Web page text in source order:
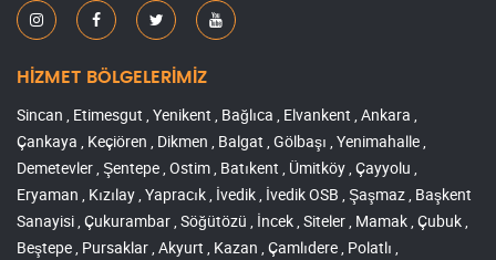
HİZMET BÖLGELERİMİZ
Sincan , Etimesgut , Yenikent , Bağlıca , Elvankent , Ankara ,
Çankaya , Keçiören , Dikmen , Balgat , Gölbaşı , Yenimahalle ,
Demetevler , Şentepe , Ostim , Batıkent , Ümitköy , Çayyolu ,
Eryaman , Kızılay , Yapracık , İvedik , İvedik OSB , Şaşmaz , Başkent
Sanayisi , Çukurambar , Söğütözü , İncek , Siteler , Mamak , Çubuk ,
Beştepe , Pursaklar , Akyurt , Kazan , Çamlıdere , Polatlı ,